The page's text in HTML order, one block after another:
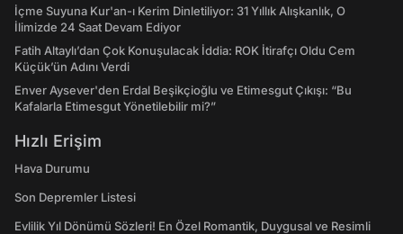
İçme Suyuna Kur'an-ı Kerim Dinletiliyor: 31 Yıllık Alışkanlık, O
İlimizde 24 Saat Devam Ediyor
Fatih Altaylı’dan Çok Konuşulacak İddia: ROK İtirafçı Oldu Cem
Küçük’ün Adını Verdi
Enver Aysever'den Erdal Beşikçioğlu ve Etimesgut Çıkışı: “Bu
Kafalarla Etimesgut Yönetilebilir mi?”
Hızlı Erişim
Hava Durumu
Son Depremler Listesi
Evlilik Yıl Dönümü Sözleri! En Özel Romantik, Duygusal ve Resimli